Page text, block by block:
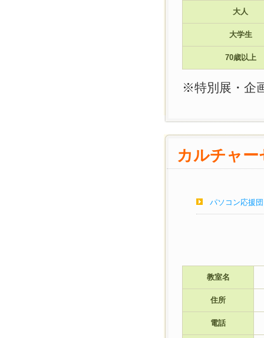
大人
大学生
70歳以上
※特別展・企
カルチャー
パソコン応援
教室名
住所
電話